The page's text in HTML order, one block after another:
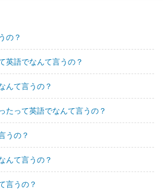
の？
英語でなんて言うの？
んて言うの？
たって英語でなんて言うの？
うの？
んて言うの？
言うの？